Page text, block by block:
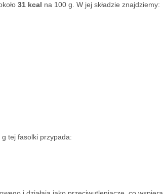
31 kcal na 100 g. W jej składzie znajdziemy:
tej fasolki przypada: